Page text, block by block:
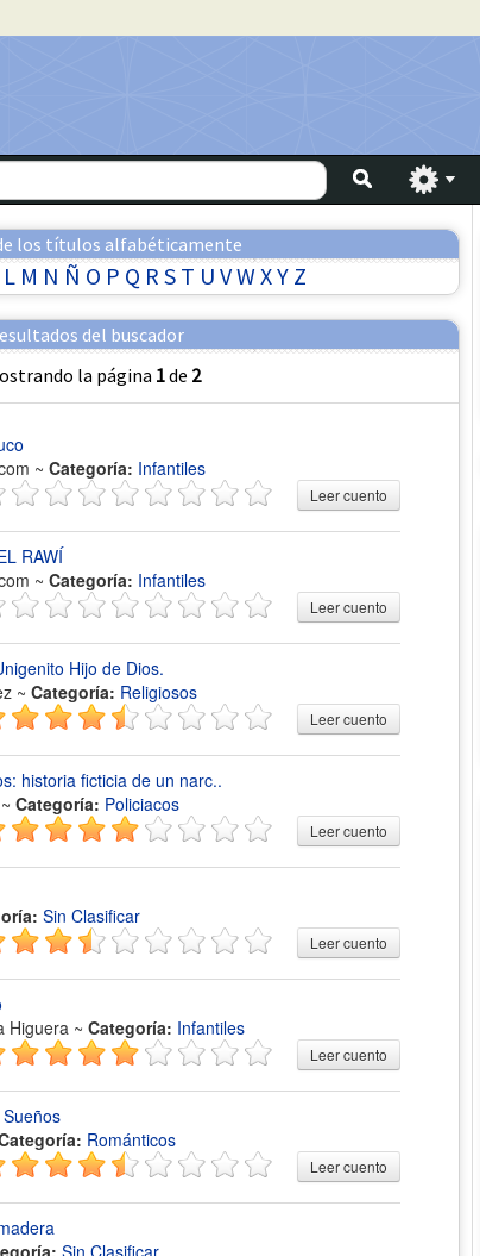
los títulos alfabéticamente
L M N Ñ O P Q R S T U VWXY Z
del buscador
la página 1de 2
~ Categoría: Infantiles
Leer cuento
RAWÍ
~ Categoría: Infantiles
Leer cuento
Hijo de Dios.
~ Categoría: Religiosos
Leer cuento
historia ficticia de un narc..
Categoría: Policiacos
Leer cuento
Sin Clasificar
Leer cuento
Higuera ~ Categoría: Infantiles
Leer cuento
Románticos
Leer cuento
Sin Clasificar